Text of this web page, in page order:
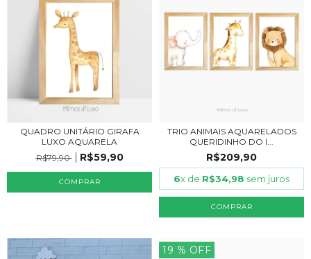
QUADRO UNITÁRIO GIRAFA
LUXO AQUARELA
R$79,90
R$59,90
COMPRAR
TRIO ANIMAIS AQUARELADOS
QUERIDINHO DO I...
R$209,90
6x de R$34,98 sem juros
COMPRAR
19 % OFF